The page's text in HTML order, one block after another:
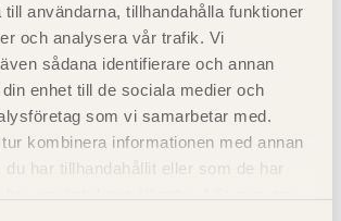
användarna, tillhandahålla funktioner
och analysera vår trafik. Vi
sådana identifierare och annan
enhet till de sociala medier och
som vi samarbetar med.
kombinera informationen med annan
har tillhandahållit eller som de har
utan energiåtervinning: 840
med energiåtervinning: 800
i trä och tänkt